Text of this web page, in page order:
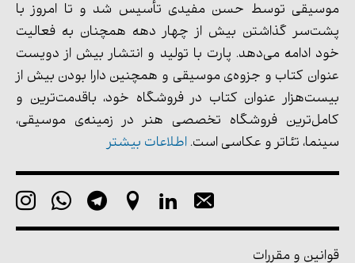
موسیقی توسط حسن مفیدی تأسیس شد و تا امروز با
پشت‌سر گذاشتن بیش از چهار دهه همچنان به فعالیت
خود ادامه می‌دهد. پارت با تولید و انتشار بیش از دویست
عنوان کتاب و جزوه‌ی موسیقی و همچنین دارا بودن بیش از
بیست‌هزار عنوان کتاب در فروشگاه خود، باقدمت‌ترین و
کامل‌ترین فروشگاه تخصصی هنر در زمینه‌ی موسیقی،
سینما، تئاتر و عکاسی است. اطلاعات بیشتر
قوانین و مقررات